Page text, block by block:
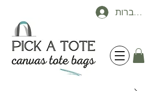
להתחברות